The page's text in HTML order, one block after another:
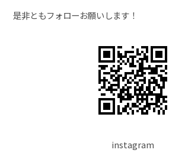
是非ともフォローお願いします！
instagram